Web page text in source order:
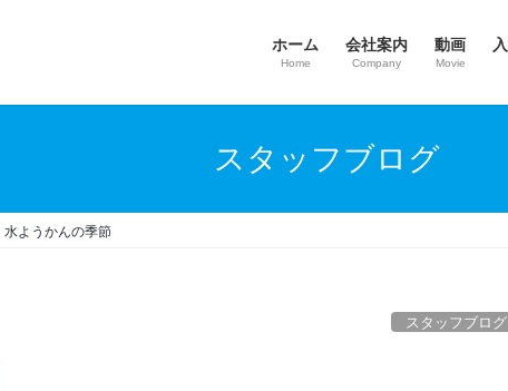
ホーム
Home
会社案内
Company
動画
Movie
スタッフブログ
水ようかんの季節
スタッフブログ